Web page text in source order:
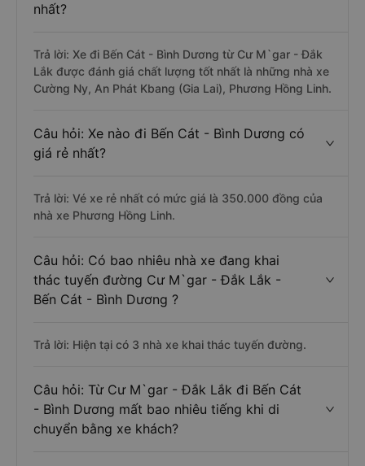
nhất?
Trả lời: Xe đi Bến Cát - Bình Dương từ Cư M`gar - Đắk
Lắk được đánh giá chất lượng tốt nhất là những nhà xe
Cường Ny, An Phát Kbang (Gia Lai), Phương Hồng Linh.
Câu hỏi: Xe nào đi Bến Cát - Bình Dương có
giá rẻ nhất?
Trả lời: Vé xe rẻ nhất có mức giá là 350.000 đồng của
nhà xe Phương Hồng Linh.
Câu hỏi: Có bao nhiêu nhà xe đang khai
thác tuyến đường Cư M`gar - Đắk Lắk -
Bến Cát - Bình Dương ?
Trả lời: Hiện tại có 3 nhà xe khai thác tuyến đường.
Câu hỏi: Từ Cư M`gar - Đắk Lắk đi Bến Cát
- Bình Dương mất bao nhiêu tiếng khi di
chuyển bằng xe khách?